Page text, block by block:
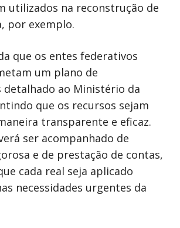
utilizados na reconstrução de
por exemplo.
que os entes federativos
um plano de
ao Ministério da
que os recursos sejam
transparente e eficaz.
ser acompanhado de
e de prestação de contas,
cada real seja aplicado
necessidades urgentes da